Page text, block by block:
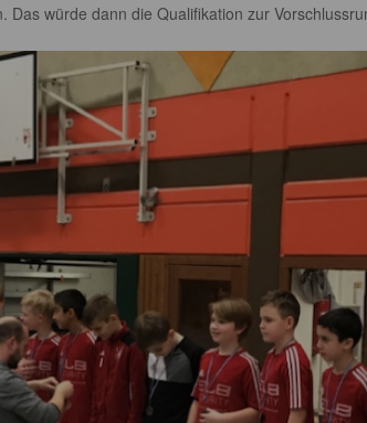
Das würde dann die Qualifikation zur